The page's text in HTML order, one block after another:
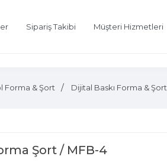
Sipariş Takibi Müşteri Hizmetleri
Forma & Şort Dijital Baskı Forma & Şort
Şort / MFB-4